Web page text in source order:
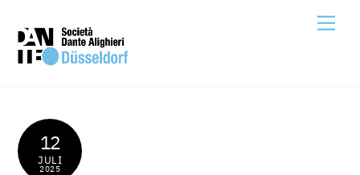
content
12
JULI
2025